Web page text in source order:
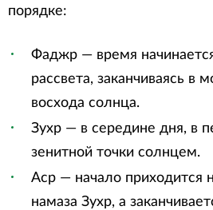
порядке:
Фаджр — время
рассвета, заканчиваясь в
восхода солнца.
Зухр — в середине дня, в
зенитной точки солнцем.
Аср — начало приходится
намаза Зухр, а